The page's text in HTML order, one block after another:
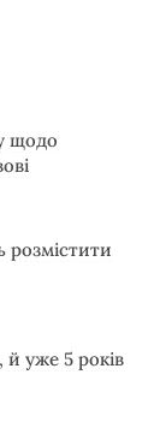
щодо
розмістити
й уже 5 років